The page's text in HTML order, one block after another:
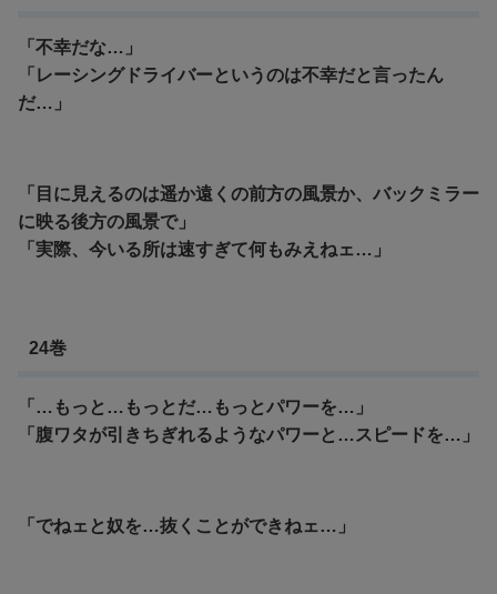
「不幸だな…」
「レーシングドライバーというのは不幸だと言ったん
だ…」
「目に見えるのは遥か遠くの前方の風景か、バックミラー
に映る後方の風景で」
「実際、今いる所は速すぎて何もみえねェ…」
24巻
「…もっと…もっとだ…もっとパワーを…」
「腹ワタが引きちぎれるようなパワーと…スピードを…」
「でねェと奴を…抜くことができねェ…」